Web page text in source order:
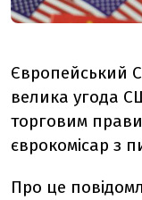
Європейський
велика угода
торговим
єврокомісар з
Про це